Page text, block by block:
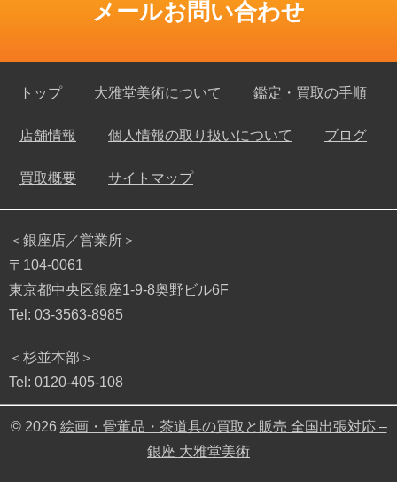
メールお問い合わせ
トップ 大雅堂美術について 鑑定・買取の手順
店舗情報 個人情報の取り扱いについて ブログ
買取概要 サイトマップ
＜銀座店／営業所＞
〒104-0061
東京都中央区銀座1-9-8奥野ビル6F
Tel: 03-3563-8985
＜杉並本部＞
Tel: 0120-405-108
© 2026 絵画・骨董品・茶道具の買取と販売 全国出張対応 –
銀座 大雅堂美術